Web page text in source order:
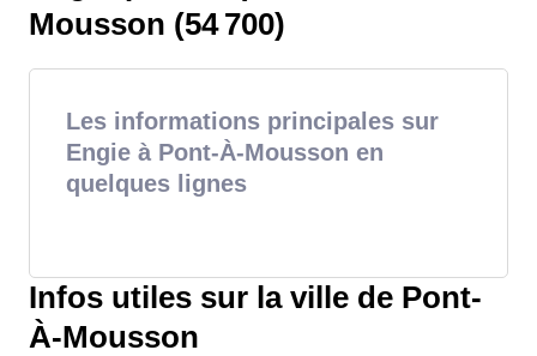
Mousson (54 700)
Les informations principales sur
Engie à Pont-À-Mousson en
quelques lignes
Infos utiles sur la ville de Pont-
À-Mousson